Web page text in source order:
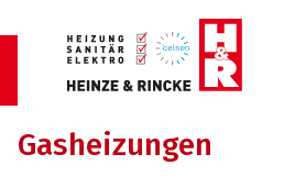
Heinze & Rincke GmbH Heizung
Gasheizungen